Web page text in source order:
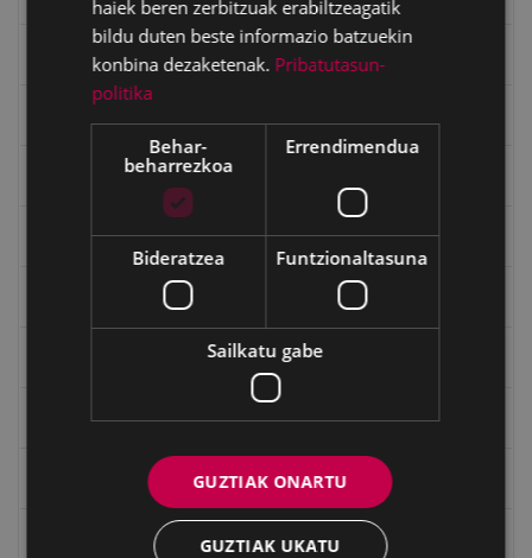
Errepublika
Gerra Zibilaren Interpretazio Zentroa
Gerrako umeak
Ignacio Zuloaga (1870-2020)
Ignazio Zuloagaren margolanak Eibarko dendetan
Indalecio Ojanguren, Gipuzkoako Foru Aldundia
Juan Antonio Palacios HARRIA
haiek beren zerbitzuak erabiltzeagatik
bildu duten beste informazio batzuekin
konbina dezaketenak. Pribatutasun-
politika
Behar-
beharrezkoa
Errendimendua
Bideratzea Funtzionaltasuna
Sailkatu gabe
GUZTIAK ONARTU
GUZTIAK UKATU